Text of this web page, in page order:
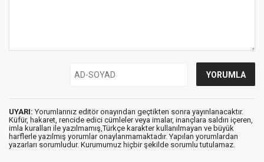
UYARI: Yorumlarınız editör onayından geçtikten sonra yayınlanacaktır.
Küfür, hakaret, rencide edici cümleler veya imalar, inançlara saldırı içeren,
imla kuralları ile yazılmamış,Türkçe karakter kullanılmayan ve büyük
harflerle yazılmış yorumlar onaylanmamaktadır. Yapılan yorumlardan
yazarları sorumludur. Kurumumuz hiçbir şekilde sorumlu tutulamaz.